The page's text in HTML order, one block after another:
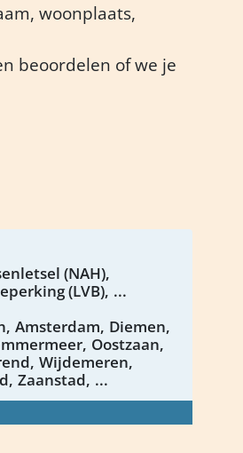
woonplaats,
beoordelen of we je
(NAH)
(LVB) ...
Amsterdam Diemen
Oostzaan
Wijdemeren
Zaanstad ...